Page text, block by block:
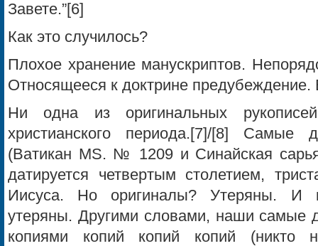
Завете.”[6]
Как это случилось?
Плохое хранение манускриптов.
Относящееся к доктрине
Ни одна из оригинальных
христианского периода.[7]/[8] Самые
(Ватикан MS. № 1209 и Синайская
датируется четвертым столетием,
Иисуса. Но оригиналы? Утеряны. И
утеряны. Другими словами, наши самые
копиями копий копий копий (никто